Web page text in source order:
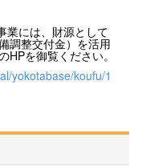
業には、財源として
調整交付金）を活用
HPを御覧ください。
yokotabase/koufu/1